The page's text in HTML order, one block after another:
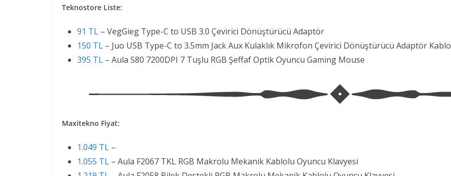
Teknostore Liste:
91 TL – VegGieg Type-C to USB 3.0 Çevirici Dönüştürücü Adaptör
150 TL – Juo USB Type-C to 3.5mm Jack Aux Kulaklık Mikrofon Çevirici Dönüştürücü Adaptör Kablo
395 TL – Aula S80 7200DPI 7 Tuşlu RGB Şeffaf Optik Oyuncu Gaming Mouse
Maxitekno Fiyat:
1.049 TL –
1.055 TL – Aula F2067 TKL RGB Makrolu Mekanik Kablolu Oyuncu Klavyesi